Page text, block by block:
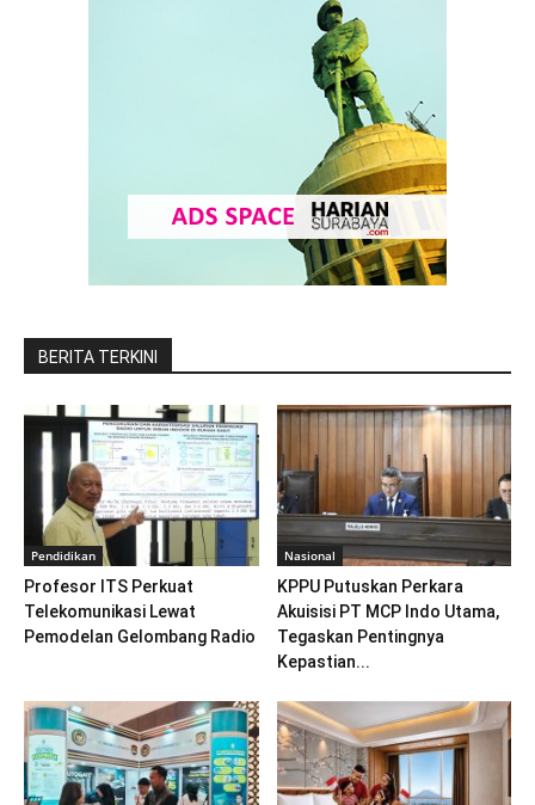
BERITA TERKINI
Pendidikan
Profesor ITS Perkuat
Telekomunikasi Lewat
Pemodelan Gelombang Radio
Nasional
KPPU Putuskan Perkara
Akuisisi PT MCP Indo Utama,
Tegaskan Pentingnya
Kepastian...